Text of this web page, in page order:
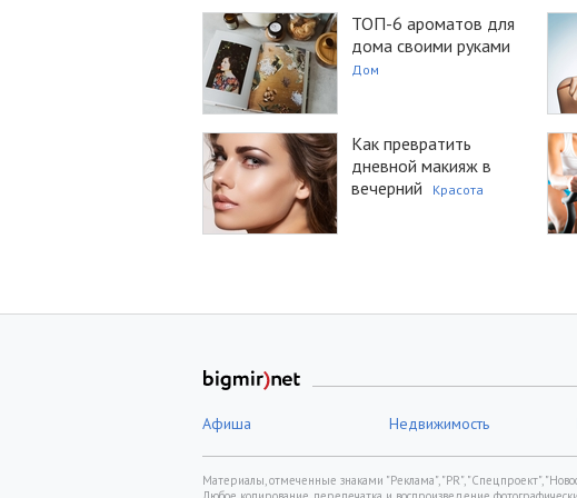
ТОП-6 ароматов для
дома своими руками
Дом
Как превратить
дневной макияж в
вечерний
Красота
Афиша Недвижимость
Материалы, отмеченные знаками "Реклама", "PR", "Спецпроект",